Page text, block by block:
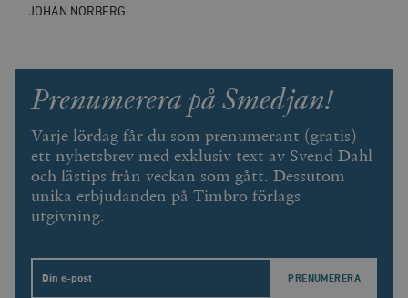
JOHAN NORBERG
Prenumerera på Smedjan!
Varje lördag får du som prenumerant (gratis)
ett nyhetsbrev med exklusiv text av Svend Dahl
och lästips från veckan som gått. Dessutom
unika erbjudanden på Timbro förlags
utgivning.
Email